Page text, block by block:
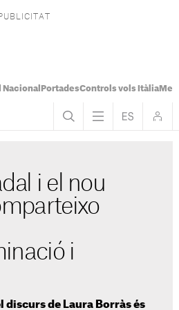
Nacional PortadesControls vols Itàlia
i el nou
i
discurs de Laura Borràs és